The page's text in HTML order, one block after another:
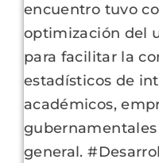
encuentro tuvo
optimización del
para facilitar la
estadísticos de
académicos,
general.